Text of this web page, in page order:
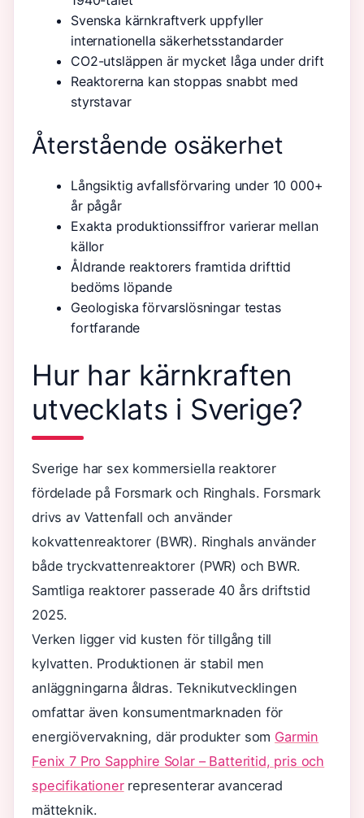
Svenska kärnkraftverk uppfyller
internationella säkerhetsstandarder
CO2-utsläppen är mycket låga under drift
Reaktorerna kan stoppas snabbt med
styrstavar
Återstående osäkerhet
Långsiktig avfallsförvaring under 10 000+
år pågår
Exakta produktionssiffror varierar mellan
källor
Åldrande reaktorers framtida drifttid
bedöms löpande
Geologiska förvarslösningar testas
fortfarande
Hur har kärnkraften
utvecklats i Sverige?
Sverige har sex kommersiella reaktorer
fördelade på Forsmark och Ringhals. Forsmark
drivs av Vattenfall och använder
kokvattenreaktorer (BWR). Ringhals använder
både tryckvattenreaktorer (PWR) och BWR.
Samtliga reaktorer passerade 40 års driftstid
2025.
Verken ligger vid kusten för tillgång till
kylvatten. Produktionen är stabil men
anläggningarna åldras. Teknikutvecklingen
omfattar även konsumentmarknaden för
energiövervakning, där produkter som Garmin
Fenix 7 Pro Sapphire Solar – Batteritid, pris och
specifikationerrepresenterar avancerad
mätteknik.